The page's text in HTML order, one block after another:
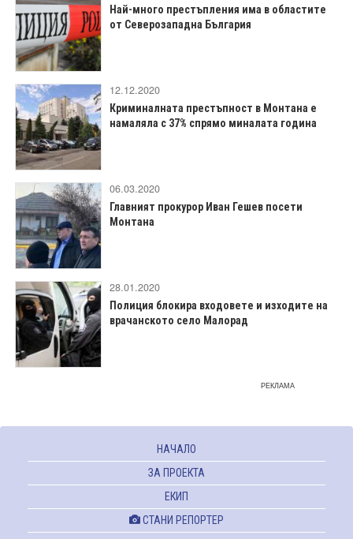
Най-много престъпления има в областите
от Северозападна България
12.12.2020
Криминалната престъпност в Монтана е
намаляла с 37% спрямо миналата година
06.03.2020
Главният прокурор Иван Гешев посети
Монтана
28.01.2020
Полиция блокира входовете и изходите на
врачанското село Малорад
РЕКЛАМА
НАЧАЛО
ЗА ПРОЕКТА
ЕКИП
СТАНИ РЕПОРТЕР